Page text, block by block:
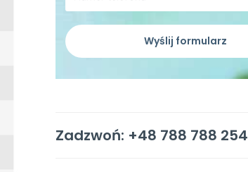
Wyślij formularz
Zadzwoń: +48 788 788 254